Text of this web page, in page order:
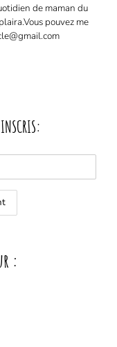
de maman du
Vous pouvez me
: